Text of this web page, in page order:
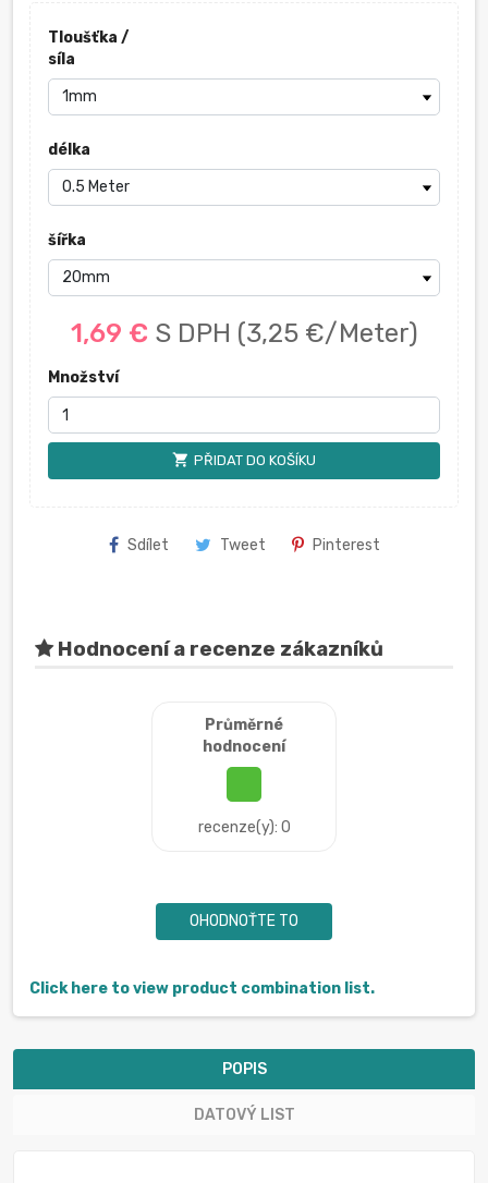
Tloušťka /
síla
délka
šířka
1,69 € S DPH (3,25 €/Meter)
Množství
shopping_cart PŘIDAT DO KOŠÍKU
Sdílet Tweet Pinterest
Hodnocení a recenze zákazníků
Průměrné
hodnocení
recenze(y): 0
OHODNOŤTE TO
Click here to view product combination list.
POPIS
DATOVÝ LIST